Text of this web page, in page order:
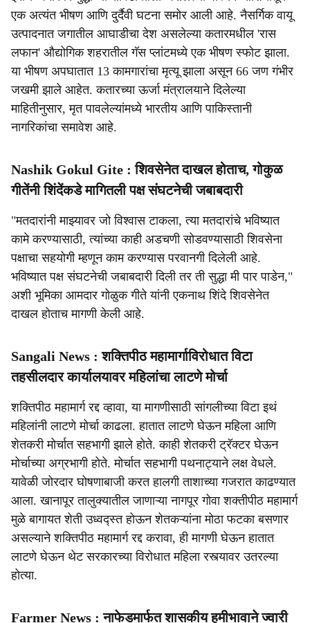
एक अत्यंत भीषण आणि दुर्दैवी घटना समोर आली आहे. नैसर्गिक वायू
उत्पादनात जगातील आघाडीचा देश असलेल्या कतारमधील 'रास
लफान' औद्योगिक शहरातील गॅस प्लांटमध्ये एक भीषण स्फोट झाला.
या भीषण अपघातात 13 कामगारांचा मृत्यू झाला असून 66 जण गंभीर
जखमी झाले आहेत. कतारच्या ऊर्जा मंत्रालयाने दिलेल्या
माहितीनुसार, मृत पावलेल्यांमध्ये भारतीय आणि पाकिस्तानी
नागरिकांचा समावेश आहे.
Nashik Gokul Gite : शिवसेनेत दाखल होताच, गोकुळ
गीतेंनी शिंदेंकडे मागितली पक्ष संघटनेची जबाबदारी
"मतदारांनी माझ्यावर जो विश्वास टाकला, त्या मतदारांचे भविष्यात
कामे करण्यासाठी, त्यांच्या काही अडचणी सोडवण्यासाठी शिवसेना
पक्षाचा सहयोगी म्हणून काम करण्यास परवानगी दिलेली आहे.
भविष्यात पक्ष संघटनेची जबाबदारी दिली तर ती सुद्धा मी पार पाडेन,"
अशी भूमिका आमदार गोळुक गीते यांनी एकनाथ शिंदे शिवसेनेत
दाखल होताच मागणी केली आहे.
Sangali News : शक्तिपीठ महामार्गाविरोधात विटा
तहसीलदार कार्यालयावर महिलांचा लाटणे मोर्चा
शक्तिपीठ महामार्ग रद्द व्हावा, या मागणीसाठी सांगलीच्या विटा इथं
महिलांनी लाटणे मोर्चा काढला. हातात लाटणे घेऊन महिला आणि
शेतकरी मोर्चात सहभागी झाले होते. काही शेतकरी ट्रॅक्टर घेऊन
मोर्चाच्या अग्रभागी होते. मोर्चात सहभागी पथनाट्याने लक्ष वेधले.
यावेळी जोरदार घोषणाबाजी करत हालगी ताशाच्या गजरात काढण्यात
आला. खानापूर तालुक्यातील जाणाऱ्या नागपूर गोवा शक्तीपीठ महामार्ग
मुळे बागायत शेती उध्वद्स्त होऊन शेतकऱ्यांना मोठा फटका बसणार
असल्याने शक्तिपीठ महामार्ग रद्द करावा, ही मागणी घेऊन हातात
लाटणे घेऊन थेट सरकारच्या विरोधात महिला रस्त्यावर उतरल्या
होत्या.
Farmer News : नाफेडमार्फत शासकीय हमीभावाने ज्वारी